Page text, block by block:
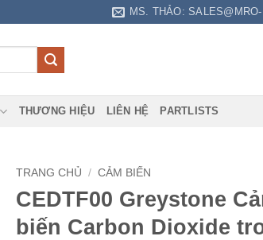
MS. THẢO:
THƯƠNG HIỆU LIÊN HỆ PARTLISTS
TRANG CHỦ / CẢM BIẾN
CEDTF00 Greystone
biến Carbon Dioxide